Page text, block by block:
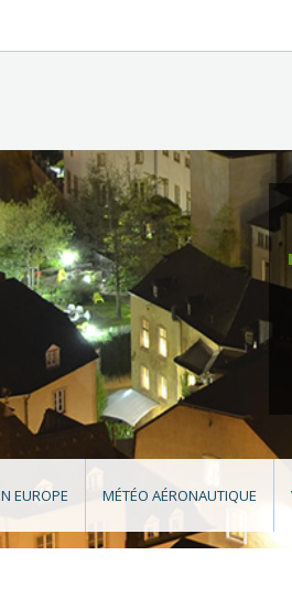
EUROPE MÉTÉO AÉRONAUTIQUE